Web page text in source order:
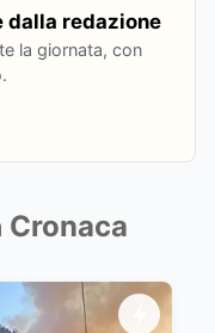
dalla redazione
la giornata, con
Cronaca